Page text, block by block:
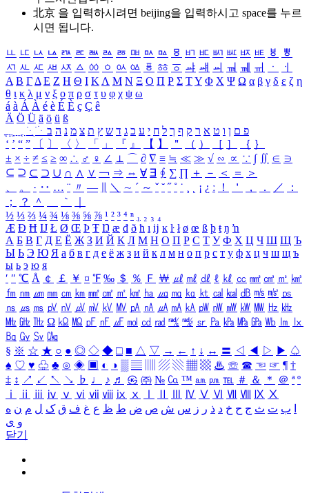
北京 을 입력하시려면 beijing을 입력하시고 space를 누르
시면 됩니다.
ㅥ ㅦ ㅧ ㅨ ㅩ ㅪ ㅫ ㅬ ㅭ ㅮ ㅯ ㅰ ㅱ ㅲ ㅳ ㅴ ㅵ ㅶ ㅷ ㅸ
ㅹ
ㅺ ㅻ ㅼ ㅽ ㅾ ㅿ ㆀ ㆁ ㆂ ㆃ ㆄ ㆅ ㆆ ㆇ ㆈ ㆉ ㆊ ㆋ ㆌ ㆍ
ㆎ
Α Β ΓΔ Ε Ζ Η Θ Ι ΚΛ Μ Ν Ξ Ο Π Ρ Σ ΤΥ Φ Χ Ψ Ω α β γ δ ε ζ η
θ ι κ λ μ ν ξ ο π ρ σ τ υ φ χ ψ ω
á à Á À é è É È ç Ç ê
Ä Ö Ü ä ö ü ß
ִֶֹ ֻּ ׁׂ פ ם ן ו ט א ר ק ף ך ל ח י ע כ ג ד ש ץ ת צ מ נ ה ב
‘ ’ “ ” 〔 〕 〈 〉 「 」 『 』 【 】 ＂ （ ） ［ ］ ｛ ｝
± × ÷ ≠ ≤ ≥ ∞ ∴ ♂ ♀ ∠ ⊥ ⌒ ∂ ∇ ≡ ≒ ≪ ≫ √ ∽ ∝ ∵ ∫ ∬ ∈ ∋
⊆ ⊇ ⊂ ⊃ ∪ ∩ ∧ ∨ ￢ ⇒ ⇔ ∀ ∃ ∮ ∑ ∏ ＋ － ＜ ＝
＞
、
。 · ‥ … ¨ 〃 ― ＼ ∼ ´ ～ ˇ ˘ ˝ ˚ ˙ ¸ ¡ ¿ ː ！ ＇ ， ． ／
：
；
？ ＾ ｀
½ ⅓ ⅔ ¼ ¾ ⅛ ⅜ ⅝ ⅞ ¹ ² ³ ⁴ ⁿ ₁ ₂ ₃ ₄
Æ Ð Ħ Ĳ Ł Ø Œ Þ Ŧ Ŋ æ đ ð ħ ı ĳ ĸ ŀ ł ø œ ß þ ŧ ŋ ŉ
А Б В Г Д Е Ё Ж З И Й К Л М Н О П Р С Т У Ф Х Ц Ч Ш Щ Ъ
Ы Ь Э Ю Я а б в г д е ё ж з и й к л м н о п р с т у ф х ц ч ш щ ъ
ы ь э ю я
′ ″ ℃ Å ￠ ￡ ￥ ¤ ℉ ‰ ＄ ％ Ｆ ￦ ㎕ ㎖ ㎗ ℓ ㎘ ㏄ ㎣ ㎤ ㎥ ㎦
㎙ ㎚ ㎛ ㎜ ㎝ ㎞ ㎟ ㎠ ㎡ ㎢ ㏊ ㎍ ㎎ ㎏ ㏏ ㎈ ㎉ ㏈ ㎧ ㎨ ㎰
㎱ ㎲ ㎳ ㎴ ㎵ ㎶ ㎷ ㎸ ㎹ ㎀ ㎁ ㎂ ㎃ ㎄ ㎺ ㎻ ㎽ ㎾ ㎿ ㎐ ㎑
㎒ ㎓ ㎔ Ω ㏀ ㏁ ㎊ ㎋ ㎌ ㏖ ㏅ ㎭ ㎮ ㎯ ㏛ ㎩ ㎪ ㎫ ㎬ ㏝ ㏐
㏓
㏃ ㏉ ㏜ ㏆
§ ※ ☆ ★ ○ ● ◎ ◇ ◆ □ ■ △ ▽ → ← ↑ ↓ ↔ 〓 ◁ ◀ ▷ ▶ ♤
♠ ♡ ♥ ♧ ♣ ⊙ ◈ ▣ ◐ ◑ ▒ ▤ ▨ ▧ ▦ ▩ ♨ ☏ ☎ ☜ ☞ ¶ †
‡ ↕ ↗ ↙ ↖ ↘ ♭ ♩ ♪ ♬ ㉿ ㈜ № ㏇ ™ ㏂ ㏘ ℡ ＃ ＆ ＊ ＠ ª º
ⅰ
ⅱ ⅲ ⅳ ⅴ ⅵ ⅶ ⅷ ⅸ ⅹ Ⅳ Ⅴ Ⅵ Ⅶ Ⅷ Ⅸ Ⅹ
ب ت ث ج ح خ د ذ ر ز س ش ص ض ط ظ ع غ ف ق ک ل م ن ه
و ی
닫기